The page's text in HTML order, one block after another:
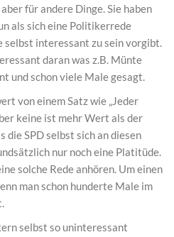
für andere Dinge. Sie haben
als sich eine Politikerrede
selbst interessant zu sein vorgibt.
daran was z.B. Münte
und schon viele Male gesagt.
von einem Satz wie „Jeder
keine ist mehr Wert als der
die SPD selbst sich an diesen
nur noch eine Platitüde.
solche Rede anhören. Um einen
man schon hunderte Male im
selbst so uninteressant